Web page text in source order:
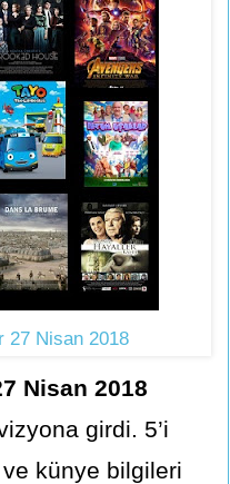
27 Nisan 2018
Nisan 2018
girdi. 5’i
künye bilgileri